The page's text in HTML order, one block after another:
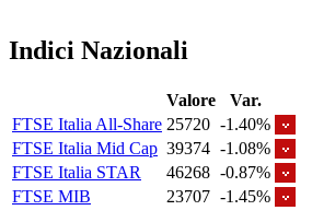
Indici Nazionali
Valore
Var.
FTSE Italia All-Share 25720 -1.40%
FTSE Italia Mid Cap 39374 -1.08%
FTSE Italia STAR
46268 -0.87%
FTSE MIB
23707 -1.45%